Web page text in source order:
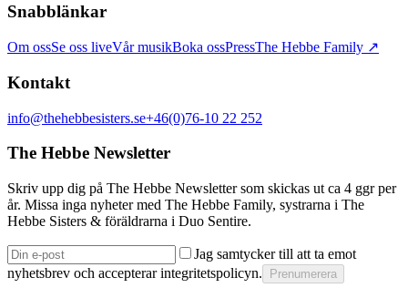
Snabblänkar
Om ossSe oss liveVår musikBoka ossPressThe Hebbe Family ↗
Kontakt
info@thehebbesisters.se+46(0)76-10 22 252
The Hebbe Newsletter
Skriv upp dig på The Hebbe Newsletter som skickas ut ca 4 ggr per
år. Missa inga nyheter med The Hebbe Family, systrarna i The
Hebbe Sisters & föräldrarna i Duo Sentire.
Jag samtycker till att ta emot
nyhetsbrev och accepterar integritetspolicyn.
Prenumerera